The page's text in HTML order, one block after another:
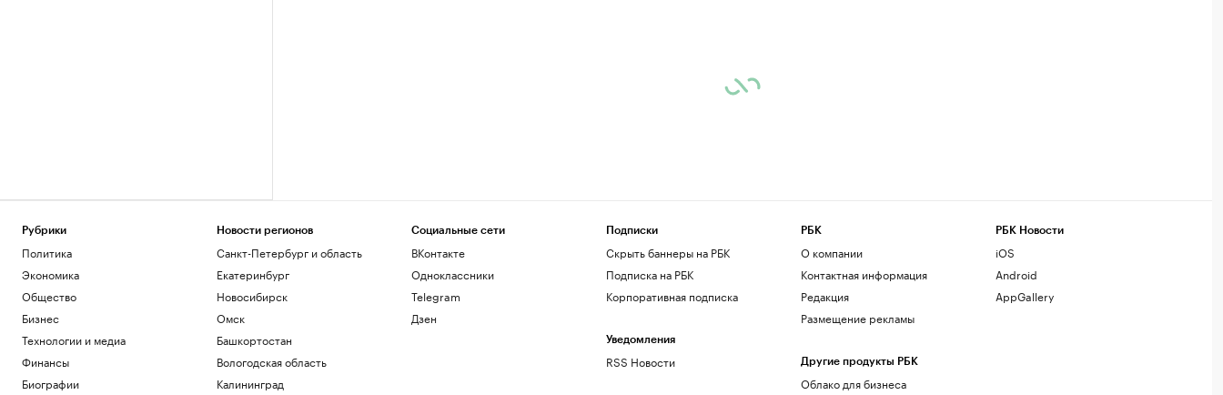
Рубрики
Политика
Экономика
Общество
Бизнес
Технологии и медиа
Финансы
Биографии
Новости регионов
Санкт-Петербург и область
Екатеринбург
Новосибирск
Омск
Башкортостан
Вологодская область
Калининград
Социальные сети
ВКонтакте
Одноклассники
Telegram
Дзен
Подписки
Скрыть баннеры на РБК
Подписка на РБК
Корпоративная подписка
Уведомления
RSS Новости
РБК
О компании
Контактная информация
Редакция
Размещение рекламы
Другие продукты РБК
Облако для бизнеса
РБК Новости
iOS
Android
AppGallery